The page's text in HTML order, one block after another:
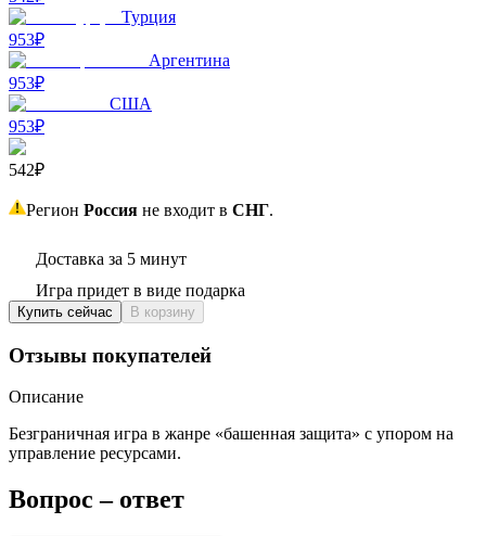
Турция
953₽
Аргентина
953₽
США
953₽
542₽
Регион Россия не входит в СНГ.
Доставка за 5 минут
Игра придет в виде подарка
Купить сейчас В корзину
Отзывы покупателей
Описание
Безграничная игра в жанре «башенная защита» с упором на
управление ресурсами.
Вопрос – ответ